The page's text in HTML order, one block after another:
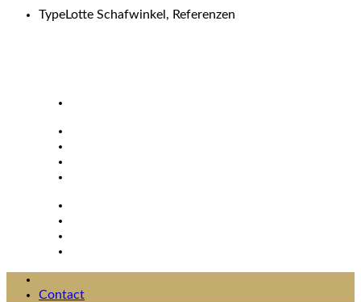
TypeLotte Schafwinkel, Referenzen
Contact